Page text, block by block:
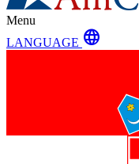
Menu
LANGUAGE language